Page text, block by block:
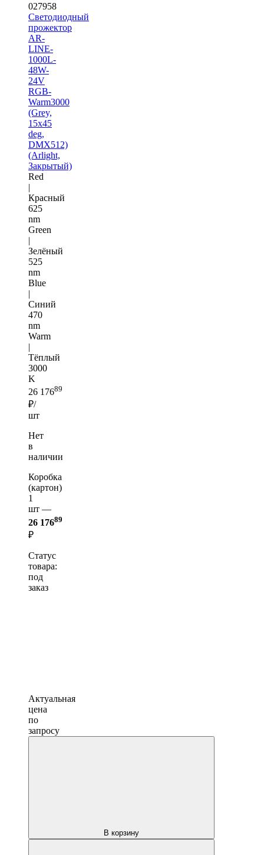
027958
Светодиодный
прожектор
AR-
LINE-
1000L-
48W-
24V
RGB-
Warm3000
(Grey,
15x45
deg,
DMX512)
(Arlight,
Закрытый)
Red
|
Красный
625
nm
Green
|
Зелёный
525
nm
Blue
|
Синий
470
nm
Warm
|
Тёплый
3000
K
26 17689
₽/
шт
Нет
в
наличии
Коробка
(картон)
1
шт —
26 17689
₽
Статус
товара:
под
заказ
Актуальная
цена
по
запросу
В корзину